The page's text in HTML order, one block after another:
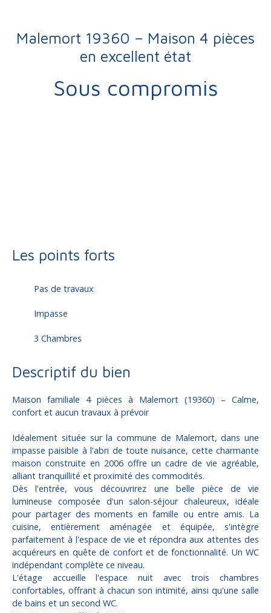
Malemort 19360 – Maison 4 pièces
en excellent état
Sous compromis
Les points forts
Pas de travaux
Impasse
3 Chambres
Descriptif du bien
Maison familiale 4 pièces à Malemort (19360) – Calme,
confort et aucun travaux à prévoir
Idéalement située sur la commune de Malemort, dans une
impasse paisible à l'abri de toute nuisance, cette charmante
maison construite en 2006 offre un cadre de vie agréable,
alliant tranquillité et proximité des commodités.
Dès l'entrée, vous découvrirez une belle pièce de vie
lumineuse composée d'un salon-séjour chaleureux, idéale
pour partager des moments en famille ou entre amis. La
cuisine, entièrement aménagée et équipée, s'intègre
parfaitement à l'espace de vie et répondra aux attentes des
acquéreurs en quête de confort et de fonctionnalité. Un WC
indépendant complète ce niveau.
L'étage accueille l'espace nuit avec trois chambres
confortables, offrant à chacun son intimité, ainsi qu'une salle
de bains et un second WC.